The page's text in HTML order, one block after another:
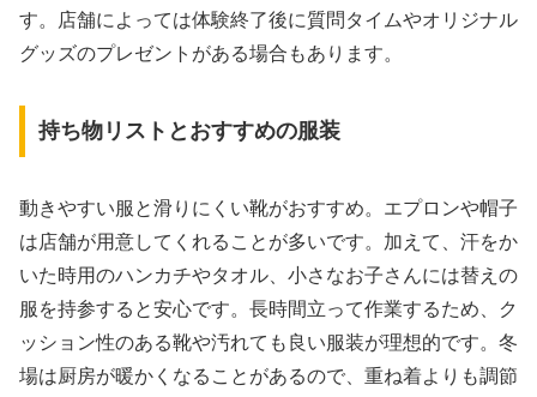
す。店舗によっては体験終了後に質問タイムやオリジナル
グッズのプレゼントがある場合もあります。
持ち物リストとおすすめの服装
動きやすい服と滑りにくい靴がおすすめ。エプロンや帽子
は店舗が用意してくれることが多いです。加えて、汗をか
いた時用のハンカチやタオル、小さなお子さんには替えの
服を持参すると安心です。長時間立って作業するため、ク
ッション性のある靴や汚れても良い服装が理想的です。冬
場は厨房が暖かくなることがあるので、重ね着よりも調節